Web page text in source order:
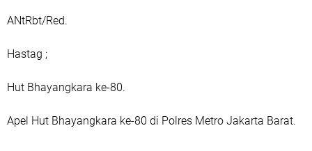
ANtRbt/Red.
Hastag ;
Hut Bhayangkara ke-80.
Apel Hut Bhayangkara ke-80 di Polres Metro Jakarta Barat.